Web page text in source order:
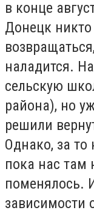
в конце
Донецк никто
наладится.
сельскую
района), но
решили
Однако, за
пока нас там
поменялось.
зависимости